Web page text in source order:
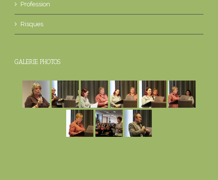
Profession
Risques
GALERIE PHOTOS